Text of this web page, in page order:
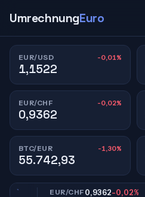
UmrechnungEuro
EUR/USD -0,01%
1,1522
EUR/CHF -0,02%
0,9362
BTC/EUR -1,30%
55.742,93
EUR/CHF0,9362-0,02%